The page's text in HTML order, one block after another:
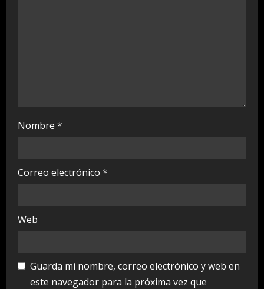
Nombre *
Correo electrónico *
Web
Guarda mi nombre, correo electrónico y web en
este navegador para la próxima vez que